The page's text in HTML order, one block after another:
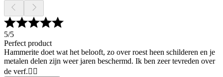
5/5
Perfect product
Hammerite doet wat het belooft, zo over roest heen schilderen en je
metalen delen zijn weer jaren beschermd. Ik ben zeer tevreden over
de verf.👍🏻